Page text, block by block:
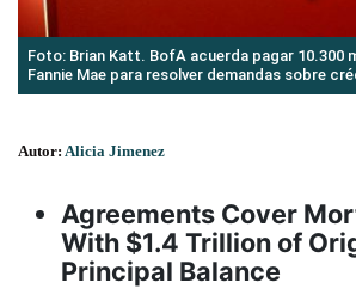
Foto: Brian Katt. BofA acuerda pagar 10.300
Fannie Mae para resolver demandas sobre
Autor: Alicia Jimenez
Agreements Cover
With $1.4 Trillion of
Principal Balance